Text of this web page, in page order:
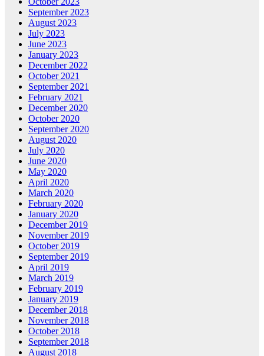
September 2023
August 2023
July 2023
June 2023
January 2023
December 2022
October 2021
September 2021
February 2021
December 2020
October 2020
September 2020
August 2020
July 2020
June 2020
May 2020
April 2020
March 2020
February 2020
January 2020
December 2019
November 2019
October 2019
September 2019
April 2019
March 2019
February 2019
January 2019
December 2018
November 2018
October 2018
September 2018
August 2018